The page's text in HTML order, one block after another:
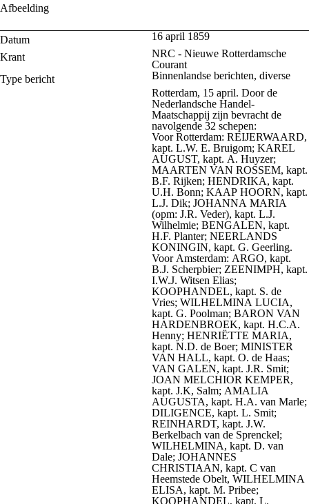
Afbeelding
Datum
16 april 1859
Krant
NRC - Nieuwe Rotterdamsche
Courant
Type bericht
Binnenlandse berichten, diverse
Rotterdam, 15 april. Door de
Nederlandsche Handel-
Maatschappij zijn bevracht de
navolgende 32 schepen:
Voor Rotterdam: REIJERWAARD,
kapt. L.W. E. Bruigom; KAREL
AUGUST, kapt. A. Huyzer;
MAARTEN VAN ROSSEM, kapt.
B.F. Rijken; HENDRIKA, kapt.
U.H. Bonn; KAAP HOORN, kapt.
L.J. Dik; JOHANNA MARIA
(opm: J.R. Veder), kapt. L.J.
Wilhelmie; BENGALEN, kapt.
H.F. Planter; NEERLANDS
KONINGIN, kapt. G. Geerling.
Voor Amsterdam: ARGO, kapt.
B.J. Scherpbier; ZEENIMPH, kapt.
I.W.J. Witsen Elias;
KOOPHANDEL, kapt. S. de
Vries; WILHELMINA LUCIA,
kapt. G. Poolman; BARON VAN
HARDENBROEK, kapt. H.C.A.
Henny; HENRIËTTE MARIA,
kapt. N.D. de Boer; MINISTER
VAN HALL, kapt. O. de Haas;
VAN GALEN, kapt. J.R. Smit;
JOAN MELCHIOR KEMPER,
kapt. J.K, Salm; AMALIA
AUGUSTA, kapt. H.A. van Marle;
DILIGENCE, kapt. L. Smit;
REINHARDT, kapt. J.W.
Berkelbach van de Sprenckel;
WILHELMINA, kapt. D. van
Dale; JOHANNES
CHRISTIAAN, kapt. C van
Heemstede Obelt, WILHELMINA
ELISA, kapt. M. Pribee;
KOOPHANDEL, kapt. L.